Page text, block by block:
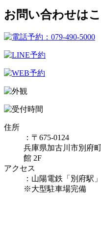
お問い合わせは
住所
：〒675-0124
兵庫県加古川市別府
館 2F
アクセス
：山陽電鉄「別府駅
※大型駐車場完備